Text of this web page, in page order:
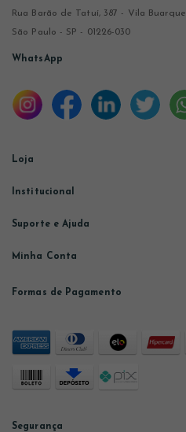
Rua Barão de Tatuí, 387 - Vila Buarque
São Paulo - SP - 01226-030
WhatsApp
Loja
Institucional
Suporte e Ajuda
Minha Conta
Formas de Pagamento
Segurança